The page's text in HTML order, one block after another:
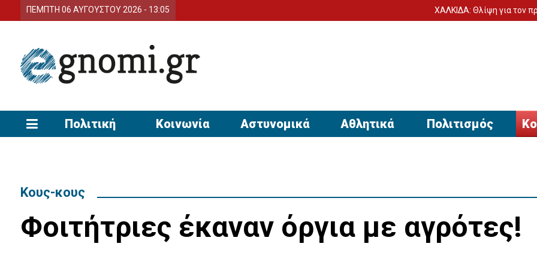
ΠΕΜΠΤΗ 06 ΑΥΓΟΥΣΤΟΥ 2026 - 13:05 ΧΑΛΚΙΔΑ: Θλίψη για τον πρόωρο
Πολιτική Κοινωνία Αστυνομικά Αθλητικά Πολιτισμός
Κους-κους
Φοιτήτριες έκαναν όργια με αγρότες!